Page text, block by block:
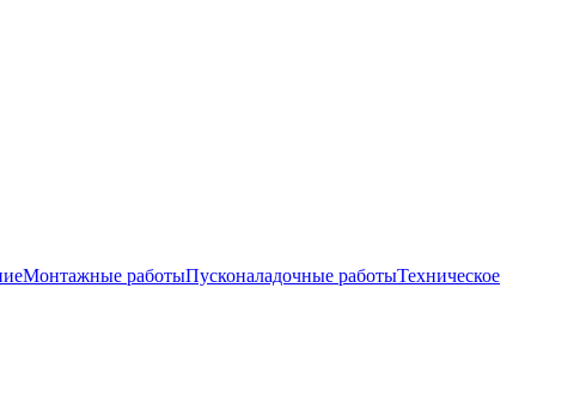
Монтажные работыПусконаладочные работыТехническое